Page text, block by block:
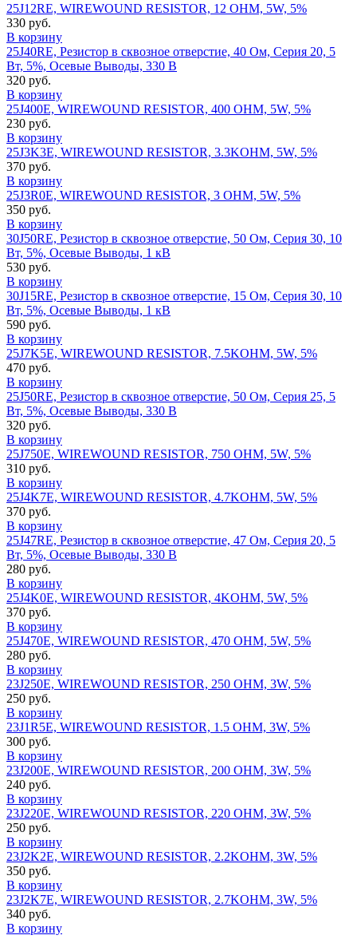
25J12RE, WIREWOUND RESISTOR, 12 OHM, 5W, 5%
330 руб.
В корзину
25J40RE, Резистор в сквозное отверстие, 40 Ом, Серия 20, 5
Вт, 5%, Осевые Выводы, 330 В
320 руб.
В корзину
25J400E, WIREWOUND RESISTOR, 400 OHM, 5W, 5%
230 руб.
В корзину
25J3K3E, WIREWOUND RESISTOR, 3.3KOHM, 5W, 5%
370 руб.
В корзину
25J3R0E, WIREWOUND RESISTOR, 3 OHM, 5W, 5%
350 руб.
В корзину
30J50RE, Резистор в сквозное отверстие, 50 Ом, Серия 30, 10
Вт, 5%, Осевые Выводы, 1 кВ
530 руб.
В корзину
30J15RE, Резистор в сквозное отверстие, 15 Ом, Серия 30, 10
Вт, 5%, Осевые Выводы, 1 кВ
590 руб.
В корзину
25J7K5E, WIREWOUND RESISTOR, 7.5KOHM, 5W, 5%
470 руб.
В корзину
25J50RE, Резистор в сквозное отверстие, 50 Ом, Серия 25, 5
Вт, 5%, Осевые Выводы, 330 В
320 руб.
В корзину
25J750E, WIREWOUND RESISTOR, 750 OHM, 5W, 5%
310 руб.
В корзину
25J4K7E, WIREWOUND RESISTOR, 4.7KOHM, 5W, 5%
370 руб.
В корзину
25J47RE, Резистор в сквозное отверстие, 47 Ом, Серия 20, 5
Вт, 5%, Осевые Выводы, 330 В
280 руб.
В корзину
25J4K0E, WIREWOUND RESISTOR, 4KOHM, 5W, 5%
370 руб.
В корзину
25J470E, WIREWOUND RESISTOR, 470 OHM, 5W, 5%
280 руб.
В корзину
23J250E, WIREWOUND RESISTOR, 250 OHM, 3W, 5%
250 руб.
В корзину
23J1R5E, WIREWOUND RESISTOR, 1.5 OHM, 3W, 5%
300 руб.
В корзину
23J200E, WIREWOUND RESISTOR, 200 OHM, 3W, 5%
240 руб.
В корзину
23J220E, WIREWOUND RESISTOR, 220 OHM, 3W, 5%
250 руб.
В корзину
23J2K2E, WIREWOUND RESISTOR, 2.2KOHM, 3W, 5%
350 руб.
В корзину
23J2K7E, WIREWOUND RESISTOR, 2.7KOHM, 3W, 5%
340 руб.
В корзину